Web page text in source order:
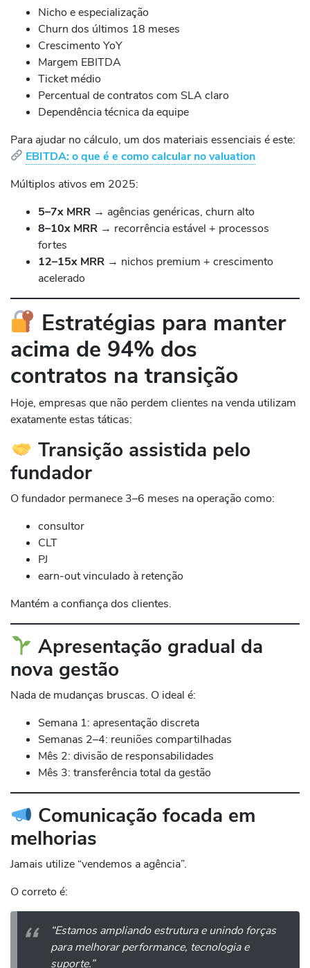
Nicho e especialização
Churn dos últimos 18 meses
Crescimento YoY
Margem EBITDA
Ticket médio
Percentual de contratos com SLA claro
Dependência técnica da equipe
Para ajudar no cálculo, um dos materiais essenciais é este:
EBITDA: o que é e como calcular no valuation
Múltiplos ativos em 2025:
5–7x MRR → agências genéricas, churn alto
8–10x MRR → recorrência estável + processos
fortes
12–15x MRR → nichos premium + crescimento
acelerado
Estratégias para manter
acima de 94% dos
contratos na transição
Hoje, empresas que não perdem clientes na venda utilizam
exatamente estas táticas:
Transição assistida pelo
fundador
O fundador permanece 3–6 meses na operação como:
consultor
CLT
PJ
earn-out vinculado à retenção
Mantém a confiança dos clientes.
Apresentação gradual da
nova gestão
Nada de mudanças bruscas. O ideal é:
Semana 1: apresentação discreta
Semanas 2–4: reuniões compartilhadas
Mês 2: divisão de responsabilidades
Mês 3: transferência total da gestão
Comunicação focada em
melhorias
Jamais utilize “vendemos a agência”.
O correto é:
“Estamos ampliando estrutura e unindo forças
para melhorar performance, tecnologia e
suporte.”